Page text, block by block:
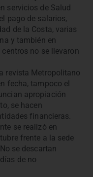
servicios de Salud
pago de salarios,
de la Costa, varias
y también en
no se llevaron
revista Metropolitano
fecha, tampoco el
apropiación
se hacen
financieras.
se realizó en
frente a la sede
se descartan
de no